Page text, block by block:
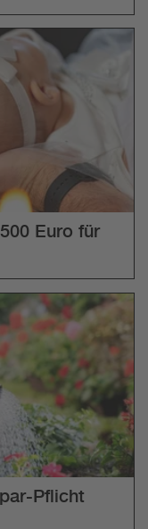
Euro für
Pflicht